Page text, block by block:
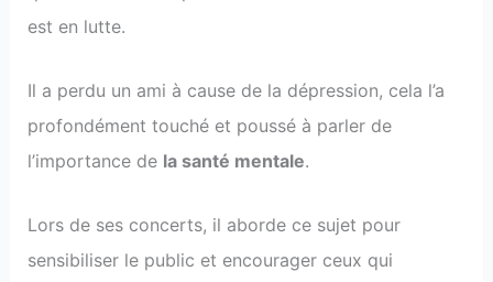
est en lutte.
Il a perdu un ami à cause de la dépression, cela l’a
profondément touché et poussé à parler de
l’importance de la santé mentale.
Lors de ses concerts, il aborde ce sujet pour
sensibiliser le public et encourager ceux qui